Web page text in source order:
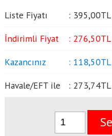
Liste Fiyatı : 395,00TL
İndirimli Fiyat : 276,50TL
Kazancınız : 118,50TL
Havale/EFT ile : 273,74TL